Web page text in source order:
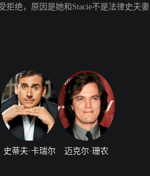
拒绝，原因是她和Stacie不是法律史
史蒂夫·卡瑞尔 迈克尔·珊农